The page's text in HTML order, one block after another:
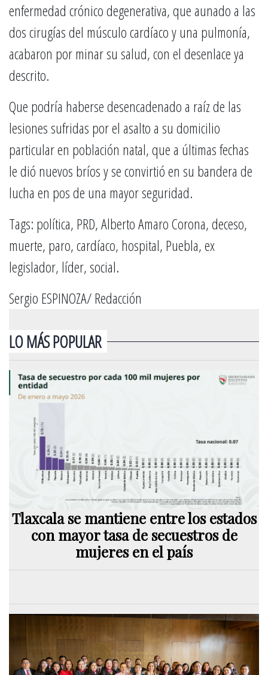
enfermedad crónico degenerativa, que aunado a las
dos cirugías del músculo cardíaco y una pulmonía,
acabaron por minar su salud, con el desenlace ya
descrito.
Que podría haberse desencadenado a raíz de las
lesiones sufridas por el asalto a su domicilio
particular en población natal, que a últimas fechas
le dió nuevos bríos y se convirtió en su bandera de
lucha en pos de una mayor seguridad.
Tags: política, PRD, Alberto Amaro Corona, deceso,
muerte, paro, cardíaco, hospital, Puebla, ex
legislador, líder, social.
Sergio ESPINOZA/ Redacción
LO MÁS POPULAR
Tlaxcala se mantiene entre los estados
con mayor tasa de secuestros de
mujeres en el país